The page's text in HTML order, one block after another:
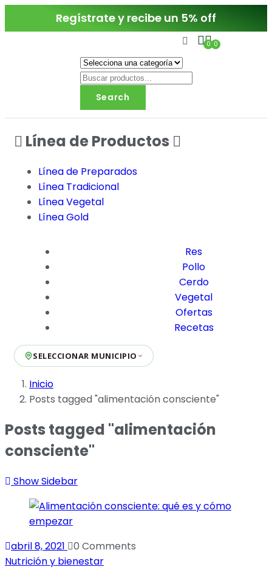
Regístrate y recibe un 5% off
0
0
Search
Línea de Productos
Línea de Preparados
Línea Tradicional
Línea Vegetal
Línea Gold
Res
Pollo
Cerdo
Vegetal
Ofertas
Recetas
SELECCIONAR MUNICIPIO
Inicio
Posts tagged "alimentación consciente"
Posts tagged "alimentación
consciente"
Show Sidebar
abril 8, 2021
0 Comments
Nutrición y bienestar